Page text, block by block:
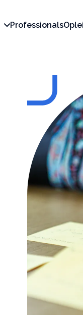
Professionals